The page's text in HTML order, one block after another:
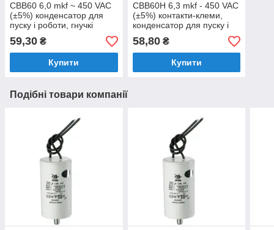
CBB60 6,0 mkf ~ 450 VAC
(±5%) конденсатор для
пуску і роботи, гнучкі
mm)
59,30 ₴
Купити
CBB60H 6,3 mkf - 450 VAC
(±5%) контакти-клеми,
конденсатор для пуску і
58,80₴
Купити
Подібні товари компанії